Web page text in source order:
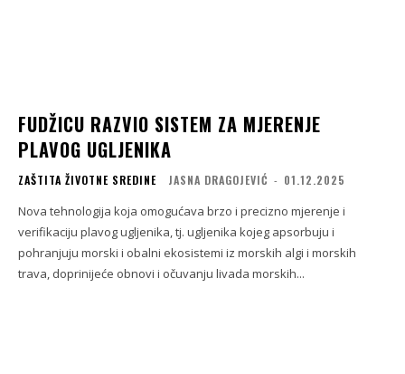
FUDŽICU RAZVIO SISTEM ZA MJERENJE
PLAVOG UGLJENIKA
ZAŠTITA ŽIVOTNE SREDINE JASNA DRAGOJEVIĆ - 01.12.2025
Nova tehnologija koja omogućava brzo i precizno mjerenje i
verifikaciju plavog ugljenika, tj. ugljenika kojeg apsorbuju i
pohranjuju morski i obalni ekosistemi iz morskih algi i morskih
trava, doprinijeće obnovi i očuvanju livada morskih...